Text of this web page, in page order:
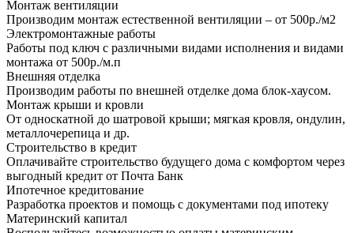
Монтаж вентиляции
Производим монтаж естественной вентиляции – от 500р./м2
Электромонтажные работы
Работы под ключ с различными видами исполнения и видами
монтажа от 500р./м.п
Внешняя отделка
Производим работы по внешней отделке дома блок-хаусом.
Монтаж крыши и кровли
От односкатной до шатровой крыши; мягкая кровля, ондулин,
металлочерепица и др.
Строительство в кредит
Оплачивайте строительство будущего дома с комфортом через
выгодный кредит от Почта Банк
Ипотечное кредитование
Разработка проектов и помощь с документами под ипотеку
Материнский капитал